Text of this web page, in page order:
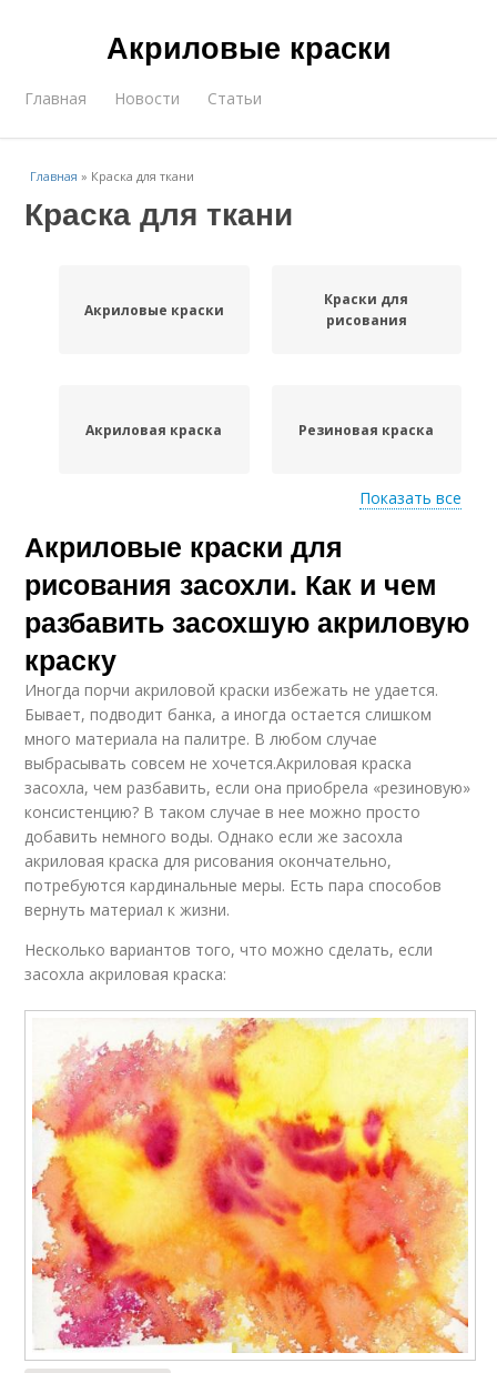
Акриловые краски
Главная Новости Статьи
Главная » Краска для ткани
Краска для ткани
Акриловые краски
Краски для
рисования
Акриловая краска Резиновая краска
Краска для
радиаторов
Художественные
краски
Краска для картин
Краска перед
применением
Аэрозольная краска
Аэрозольные краски
Краски по металлу Краска для дерева
Краски в баллончиках Краски для росписи
Подходящий краска Краски для ткани
Показать все
Акриловые краски для
рисования засохли. Как и чем
разбавить засохшую акриловую
краску
Иногда порчи акриловой краски избежать не удается.
Бывает, подводит банка, а иногда остается слишком
много материала на палитре. В любом случае
выбрасывать совсем не хочется.Акриловая краска
засохла, чем разбавить, если она приобрела «резиновую»
консистенцию? В таком случае в нее можно просто
добавить немного воды. Однако если же засохла
акриловая краска для рисования окончательно,
потребуются кардинальные меры. Есть пара способов
вернуть материал к жизни.
Несколько вариантов того, что можно сделать, если
засохла акриловая краска: